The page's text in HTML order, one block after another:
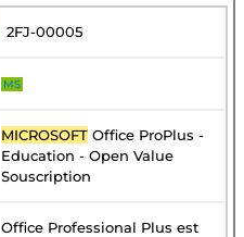
2FJ-00005
MS
MICROSOFT Office ProPlus -
Education - Open Value
Souscription
Office Professional Plus est